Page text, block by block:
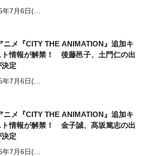
年7月6日(…
ニメ『CITY THE ANIMATION』追加キ
ト情報が解禁！ 後藤邑子、土門仁の出
定
年7月6日(…
ニメ『CITY THE ANIMATION』追加キ
ト情報が解禁！ 金子誠、髙坂篤志の出
定
年7月6日(…